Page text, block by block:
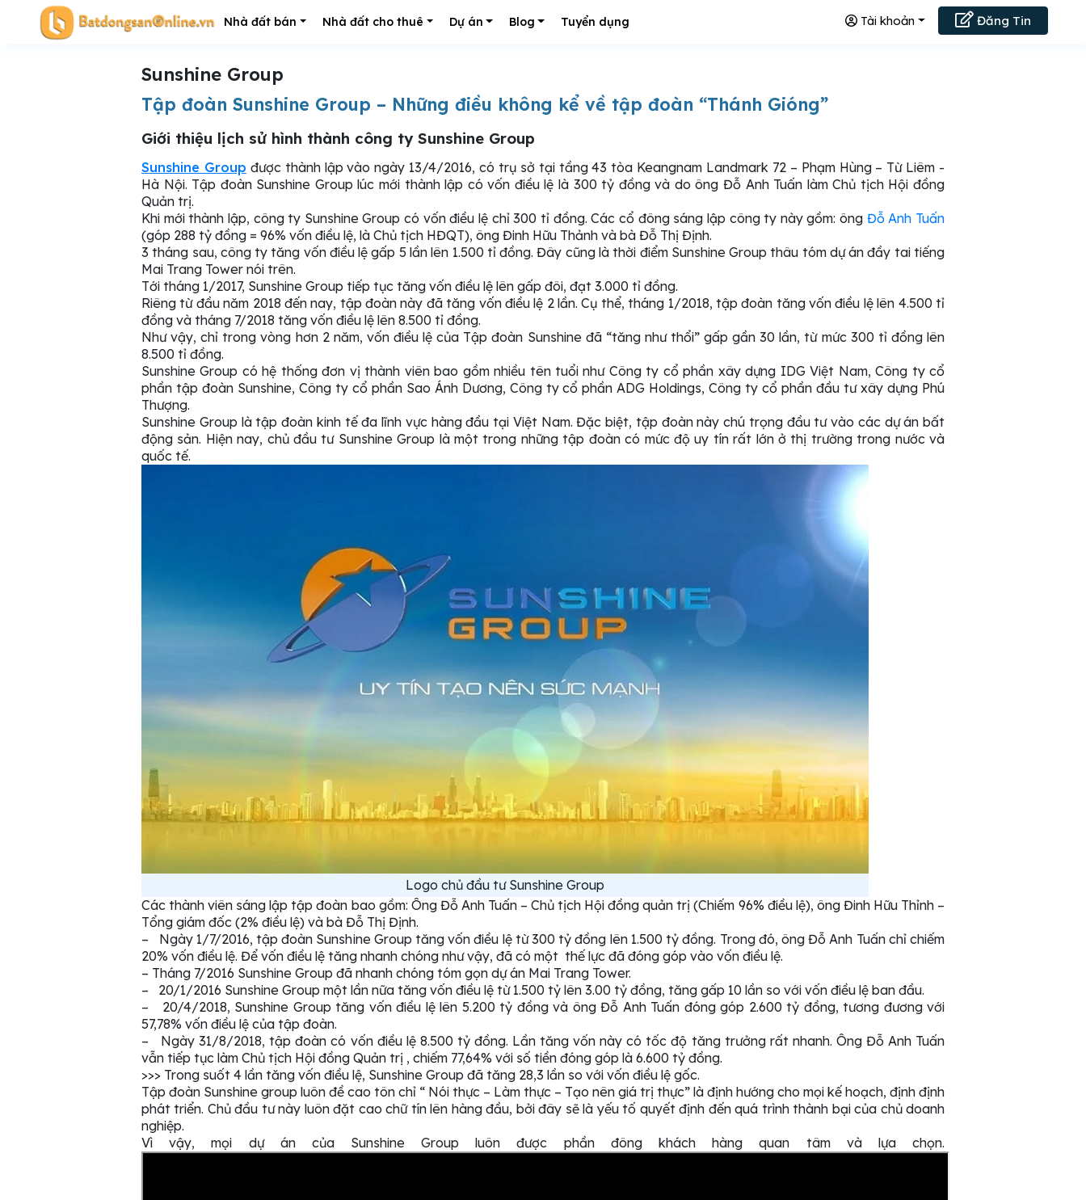
Nhà đất bán Nhà đất cho thuê Dự án Blog Tuyển dụng Đăng Tin
Tài khoản
Sunshine Group
Tập đoàn Sunshine Group – Những điều không kể về tập đoàn “Thánh Gióng”
Giới thiệu lịch sử hình thành công ty Sunshine Group
Sunshine Group được thành lập vào ngày 13/4/2016, có trụ sở tại tầng 43 tòa Keangnam Landmark 72 – Phạm Hùng – Từ Liêm -
Hà Nội. Tập đoàn Sunshine Group lúc mới thành lập có vốn điều lệ là 300 tỷ đồng và do ông Đỗ Anh Tuấn làm Chủ tịch Hội đồng
Quản trị.
Khi mới thành lập, công ty Sunshine Group có vốn điều lệ chỉ 300 tỉ đồng. Các cổ đông sáng lập công ty này gồm: ông Đỗ Anh Tuấn
(góp 288 tỷ đồng = 96% vốn điều lệ, là Chủ tịch HĐQT), ông Đinh Hữu Thảnh và bà Đỗ Thị Định.
3 tháng sau, công ty tăng vốn điều lệ gấp 5 lần lên 1.500 tỉ đồng. Đây cũng là thời điểm Sunshine Group thâu tóm dự án đầy tai tiếng
Mai Trang Tower nói trên.
Tới tháng 1/2017, Sunshine Group tiếp tục tăng vốn điều lệ lên gấp đôi, đạt 3.000 tỉ đồng.
Riêng từ đầu năm 2018 đến nay, tập đoàn này đã tăng vốn điều lệ 2 lần. Cụ thể, tháng 1/2018, tập đoàn tăng vốn điều lệ lên 4.500 tỉ
đồng và tháng 7/2018 tăng vốn điều lệ lên 8.500 tỉ đồng.
Như vậy, chỉ trong vòng hơn 2 năm, vốn điều lệ của Tập đoàn Sunshine đã “tăng như thổi” gấp gần 30 lần, từ mức 300 tỉ đồng lên
8.500 tỉ đồng.
Sunshine Group có hệ thống đơn vị thành viên bao gồm nhiều tên tuổi như Công ty cổ phần xây dựng IDG Việt Nam, Công ty cổ
phần tập đoàn Sunshine, Công ty cổ phần Sao Ánh Dương, Công ty cổ phần ADG Holdings, Công ty cổ phần đầu tư xây dựng Phú
Thượng.
Sunshine Group là tập đoàn kinh tế đa lĩnh vực hàng đầu tại Việt Nam. Đặc biệt, tập đoàn này chú trọng đầu tư vào các dự án bất
động sản. Hiện nay, chủ đầu tư Sunshine Group là một trong những tập đoàn có mức độ uy tín rất lớn ở thị trường trong nước và
quốc tế.
Logo chủ đầu tư Sunshine Group
Các thành viên sáng lập tập đoàn bao gồm: Ông Đỗ Anh Tuấn – Chủ tịch Hội đồng quản trị (Chiếm 96% điều lệ), ông Đinh Hữu Thỉnh –
Tổng giám đốc (2% điều lệ) và bà Đỗ Thị Định.
– Ngày 1/7/2016, tập đoàn Sunshine Group tăng vốn điều lệ từ 300 tỷ đồng lên 1.500 tỷ đồng. Trong đó, ông Đỗ Anh Tuấn chỉ chiếm
20% vốn điều lệ. Để vốn điều lệ tăng nhanh chóng như vậy, đã có một thế lực đã đóng góp vào vốn điều lệ.
– Tháng 7/2016 Sunshine Group đã nhanh chóng tóm gọn dự án Mai Trang Tower.
– 20/1/2016 Sunshine Group một lần nữa tăng vốn điều lệ từ 1.500 tỷ lên 3.00 tỷ đồng, tăng gấp 10 lần so với vốn điều lệ ban đầu.
– 20/4/2018, Sunshine Group tăng vốn điều lệ lên 5.200 tỷ đồng và ông Đỗ Anh Tuấn đóng góp 2.600 tỷ đồng, tương đương với
57,78% vốn điều lệ của tập đoàn.
– Ngày 31/8/2018, tập đoàn có vốn điều lệ 8.500 tỷ đồng. Lần tăng vốn này có tốc độ tăng trưởng rất nhanh. Ông Đỗ Anh Tuấn
vẫn tiếp tục làm Chủ tịch Hội đồng Quản trị , chiếm 77,64% với số tiền đóng góp là 6.600 tỷ đồng.
>>> Trong suốt 4 lần tăng vốn điều lệ, Sunshine Group đã tăng 28,3 lần so với vốn điều lệ gốc.
Tập đoàn Sunshine group luôn đề cao tôn chỉ “ Nói thực – Làm thực – Tạo nên giá trị thực” là định hướng cho mọi kế hoạch, định định
phát triển. Chủ đầu tư này luôn đặt cao chữ tín lên hàng đầu, bởi đây sẽ là yếu tố quyết định đến quá trình thành bại của chủ doanh
nghiệp.
Vì vậy, mọi dự án của Sunshine Group luôn được phần đông khách hàng quan tâm và lựa chọn.